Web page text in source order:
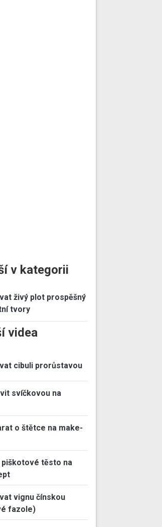
v kategorii
živý plot prospěšný
tvory
videa
cibuli prorůstavou
svíčkovou na
o štětce na make-
těsto na
vignu čínskou
fazole)